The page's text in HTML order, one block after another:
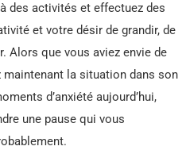
des activités et effectuez des
et votre désir de grandir, de
Alors que vous aviez envie de
la situation dans son
d’anxiété aujourd’hui,
une pause qui vous